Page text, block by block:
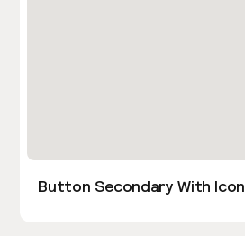
Button Secondary With Icon